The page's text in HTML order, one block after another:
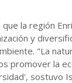
que la región
y
"La
promover la
sostuvo